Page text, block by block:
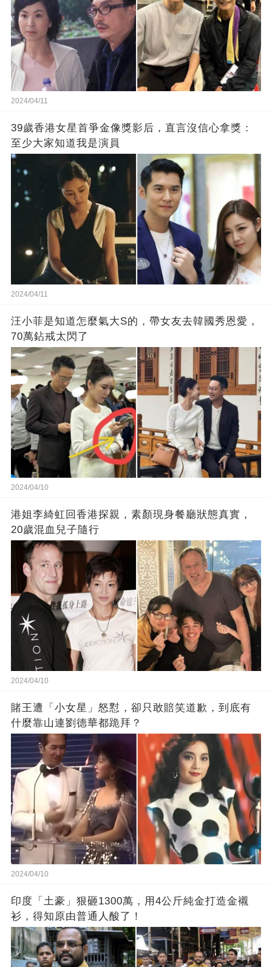
2024/04/11
39歲香港女星首爭金像獎影后，直言沒信心拿獎：
至少大家知道我是演員
2024/04/11
汪小菲是知道怎麼氣大S的，帶女友去韓國秀恩愛，
70萬鉆戒太閃了
2024/04/10
港姐李綺虹回香港探親，素顏現身餐廳狀態真實，
20歲混血兒子隨行
2024/04/10
賭王遭「小女星」怒懟，卻只敢賠笑道歉，到底有
什麼靠山連劉德華都跪拜？
2024/04/10
印度「土豪」狠砸1300萬，用4公斤純金打造金襯
衫，得知原由普通人酸了！